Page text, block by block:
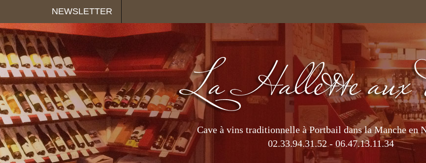
NEWSLETTER
Cave à vins traditionnelle à Portbail dans la Manche en
02.33.94.31.52 - 06.47.13.11.34
Panneau de gestion des cookies